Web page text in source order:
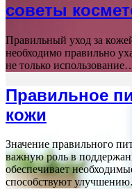
советы
Правильный уход за
необходимо правильно
не только
Правильное
кожи
Значение правильного
важную роль в
обеспечивает
способствуют